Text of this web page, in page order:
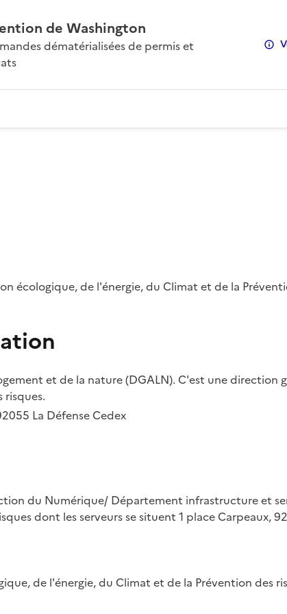
de Washington
dématérialisées de permis et
écologique, de l'énergie, du Climat et de la
et de la nature (DGALN). C'est une direction
risques.
La Défense Cedex
du Numérique/ Département infrastructure et
dont les serveurs se situent 1 place Carpeaux,
de l'énergie, du Climat et de la Prévention des